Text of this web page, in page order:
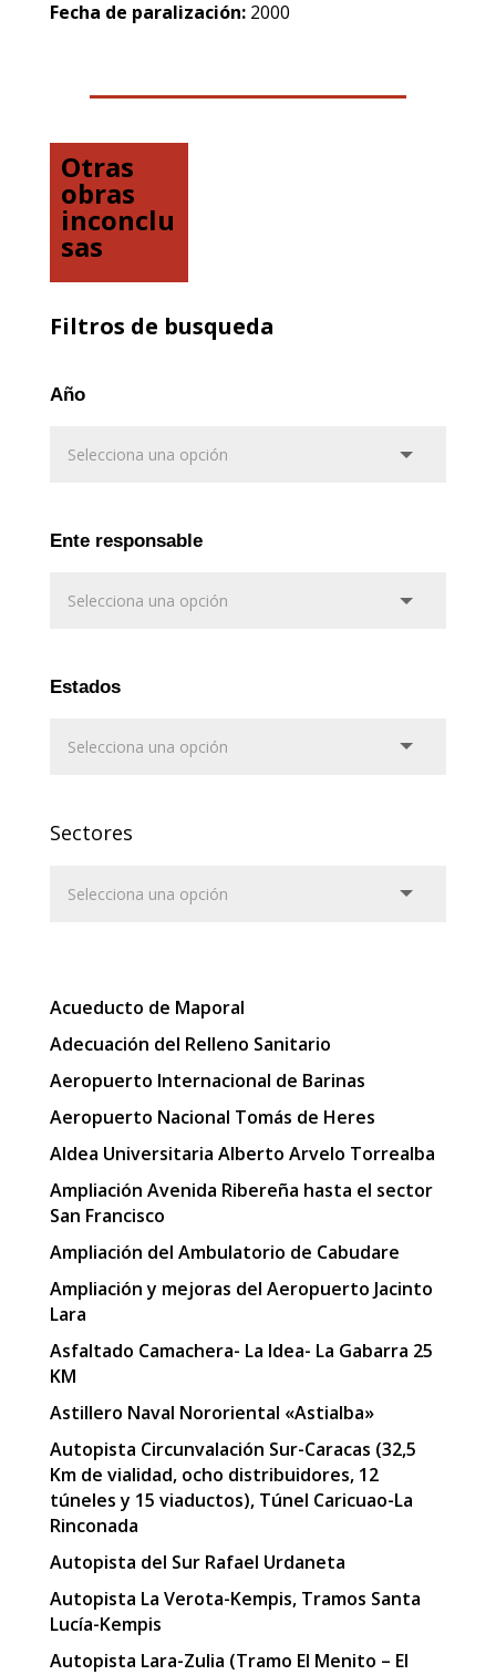
Fecha de paralización: 2000
Otras
obras
inconclu
sas
Filtros de busqueda
Año
Ente responsable
Estados
Sectores
Acueducto de Maporal
Adecuación del Relleno Sanitario
Aeropuerto Internacional de Barinas
Aeropuerto Nacional Tomás de Heres
Aldea Universitaria Alberto Arvelo Torrealba
Ampliación Avenida Ribereña hasta el sector
San Francisco
Ampliación del Ambulatorio de Cabudare
Ampliación y mejoras del Aeropuerto Jacinto
Lara
Asfaltado Camachera- La Idea- La Gabarra 25
KM
Astillero Naval Nororiental «Astialba»
Autopista Circunvalación Sur-Caracas (32,5
Km de vialidad, ocho distribuidores, 12
túneles y 15 viaductos), Túnel Caricuao-La
Rinconada
Autopista del Sur Rafael Urdaneta
Autopista La Verota-Kempis, Tramos Santa
Lucía-Kempis
Autopista Lara-Zulia (Tramo El Menito – El